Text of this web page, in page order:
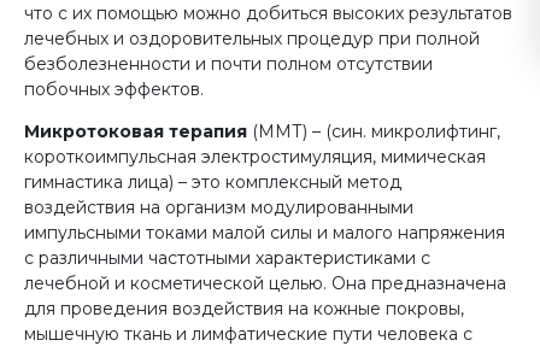
что с их помощью можно добиться высоких результатов
лечебных и оздоровительных процедур при полной
безболезненности и почти полном отсутствии
побочных эффектов.
Микротоковая терапия (ММТ) – (син. микролифтинг,
короткоимпульсная электростимуляция, мимическая
гимнастика лица) – это комплексный метод
воздействия на организм модулированными
импульсными токами малой силы и малого напряжения
с различными частотными характеристиками с
лечебной и косметической целью. Она предназначена
для проведения воздействия на кожные покровы,
мышечную ткань и лимфатические пути человека с